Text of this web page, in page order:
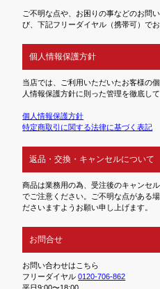
ご不明な点や、お困りの事などのお問
び、下記フリーダイヤル（携帯可）で
個人情報保護方針
当店では、ご利用いただいたお客様の
人情報保護方針に則った管理を徹底して
個人情報保護方針
特定商取引に関する法律に基づく表記
返品・交換・キャンセルについて
商品は業務用の為、受注後のキャンセ
でご注意ください。ご不明な点がある
ださいますようお願い申し上げます。
お問合せ
お問い合わせはこちら
フリーダイヤル0120-706-862